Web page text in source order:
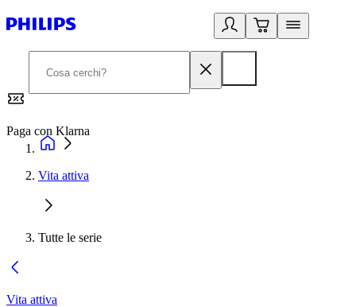
Paga con Klarna
Vita attiva
Tutte le serie
Vita attiva